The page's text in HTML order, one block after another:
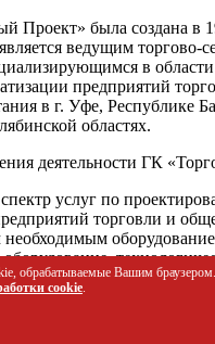
Проект» была создана в
ведущим торгово-
в
предприятий
в г. Уфе, Республике
областях.
деятельности ГК
услуг по
торговли и
необходимым
стеллажное оборудование
торговых процессов
обрабатываемые Вашим браузером.
cookie.